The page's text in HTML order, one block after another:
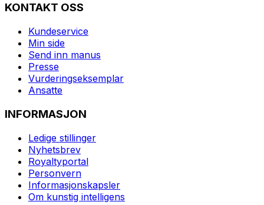
KONTAKT OSS
Kundeservice
Min side
Send inn manus
Presse
Vurderingseksemplar
Ansatte
INFORMASJON
Ledige stillinger
Nyhetsbrev
Royaltyportal
Personvern
Informasjonskapsler
Om kunstig intelligens